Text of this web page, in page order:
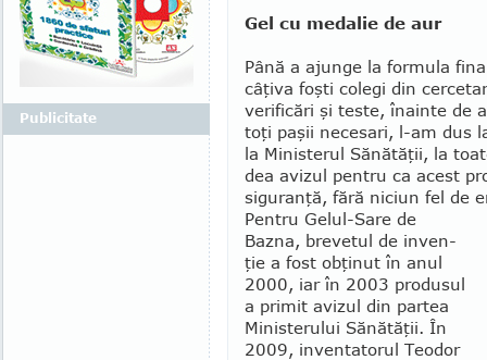
Gel cu medalie de aur
Până a ajunge la formula
câţiva foşti colegi din
verificări şi teste, înainte de
toţi paşii necesari, l-am dus
la Ministerul Sănătăţii, la
dea avizul pentru ca acest
siguranţă, fără niciun fel de
Pentru Gelul-Sare de
Bazna, brevetul de inven­
ţie a fost obţinut în anul
2000, iar în 2003 produsul
a primit avizul din partea
Ministerului Sănătăţii. În
2009, inventatorul Teodor
Publicitate